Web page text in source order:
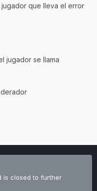
que lleva el error
jugador se llama
is closed to further